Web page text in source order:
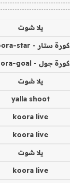
يلا شوت
كورة ستار - koora-star
كورة جول - koora-goal
يلا شوت
yalla shoot
koora live
koora live
يلا شوت
koora live